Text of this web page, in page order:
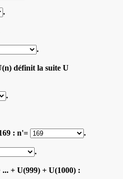
.
.
définit la suite U
.
: n'= .
.
+ U(999) + U(1000) :